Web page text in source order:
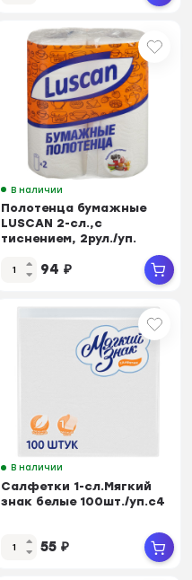
В наличии
Полотенца бумажные
LUSCAN 2-сл.,с
тиснением, 2рул./уп.
94 ₽
В наличии
Салфетки 1-сл.Мягкий
знак белые 100шт./уп.c4
55 ₽